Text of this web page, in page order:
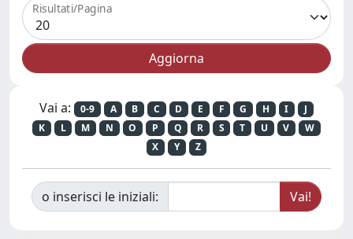
Risultati/Pagina
Vai a: 0-9 A B C D E F G H I
J
K
L M N O P Q R S T U V
W
X
Y Z
o inserisci le iniziali: